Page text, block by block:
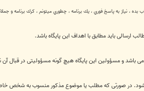
، نياز به پاسخ فوري ، يك برنامه ، چطوري ميتونم ، كرك برنامه و
ارسالی باید مطابق با اهداف این پایگاه باشد.
باشد و مسؤولین این پایگاه هیچ گونه مسؤولیتی در قبال
شود. در صورتی که مطلب یا موضوع مذکور منسوب به شخص